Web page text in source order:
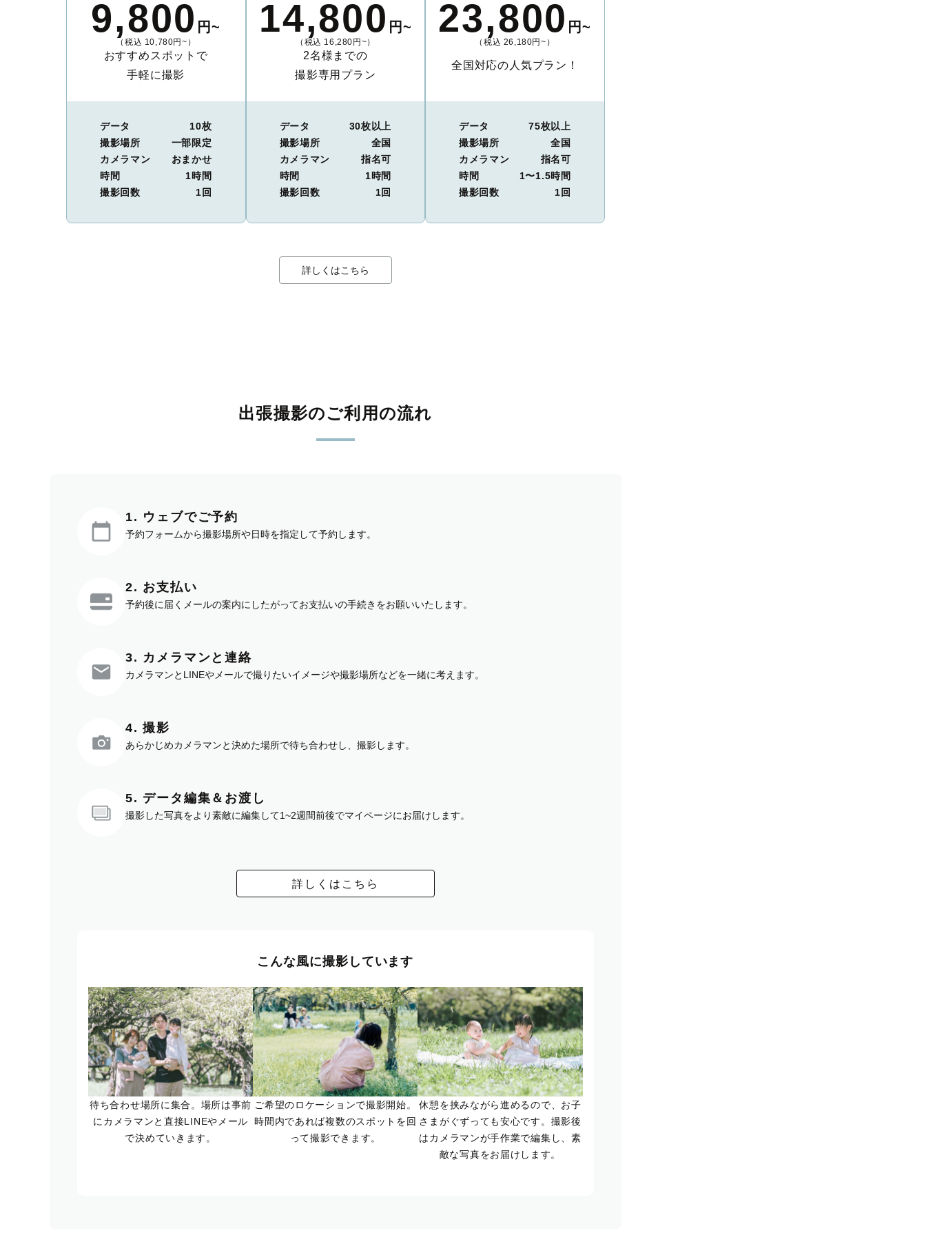
9,800 円~
（税込 10,780円~）
おすすめスポットで
手軽に撮影
データ
10枚
撮影場所
一部限定
カメラマン
おまかせ
時間
1時間
撮影回数
1回
14,800 円~
（税込 16,280円~）
2名様までの
撮影専用プラン
データ
30枚以上
撮影場所
全国
カメラマン
指名可
時間
1時間
撮影回数
1回
23,800 円~
（税込 26,180円~）
全国対応の人気プラン！
データ
75枚以上
撮影場所
全国
カメラマン
指名可
時間
1〜1.5時間
撮影回数
1回
詳しくはこちら
出張撮影のご利用の流れ
1. ウェブでご予約
予約フォームから撮影場所や日時を指定して予約します。
2. お支払い
予約後に届くメールの案内にしたがってお支払いの手続きをお願いいたします。
3. カメラマンと連絡
カメラマンとLINEやメールで撮りたいイメージや撮影場所などを一緒に考えます。
4. 撮影
あらかじめカメラマンと決めた場所で待ち合わせし、撮影します。
5. データ編集＆お渡し
撮影した写真をより素敵に編集して1~2週間前後でマイページにお届けします。
詳しくはこちら
こんな風に撮影しています
待ち合わせ場所に集合。場所は事前
にカメラマンと直接LINEやメール
で決めていきます。
ご希望のロケーションで撮影開始。
時間内であれば複数のスポットを回
って撮影できます。
休憩を挟みながら進めるので、お子
さまがぐずっても安心です。撮影後
はカメラマンが手作業で編集し、素
敵な写真をお届けします。